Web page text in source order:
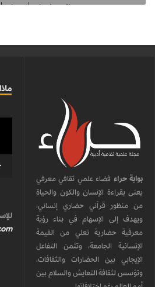
بوابة حراء فضاء علمي ثقافي معرفي
يعنى بقراءة الإنسان والكون والحياة
من منظور قرآني حضاري إنساني،
ويهدف إلى الإسهام في بناء رؤية
معرفية حضارية تعلي من القيمة
الإنسانية الجامعة، وتثمن التفاعل
الإيجابي بين الحضارات والثقافات،
وتؤسس لثقافة التعايش والسلام بين